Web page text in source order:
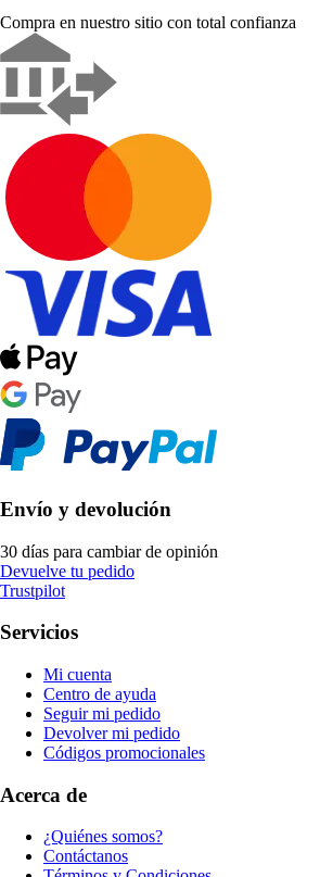
Compra en nuestro sitio con total confianza
Envío y devolución
30 días para cambiar de opinión
Devuelve tu pedido
Trustpilot
Servicios
Mi cuenta
Centro de ayuda
Seguir mi pedido
Devolver mi pedido
Códigos promocionales
Acerca de
¿Quiénes somos?
Contáctanos